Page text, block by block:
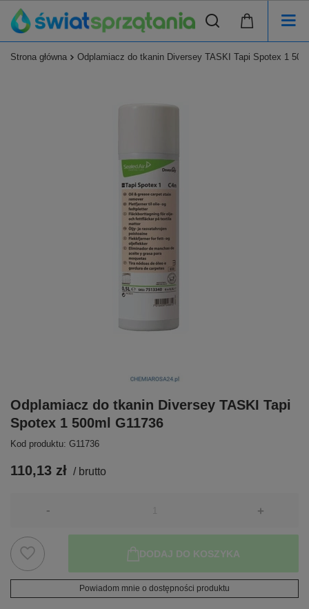
Strona główna Odplamiacz do tkanin Diversey TASKI Tapi Spotex 1
Odplamiacz do tkanin Diversey TASKI Tapi
Spotex 1 500ml G11736
Kod produktu: G11736
110,13 zł / brutto
- +
DODAJ DO KOSZYKA
Powiadom mnie o dostępności produktu